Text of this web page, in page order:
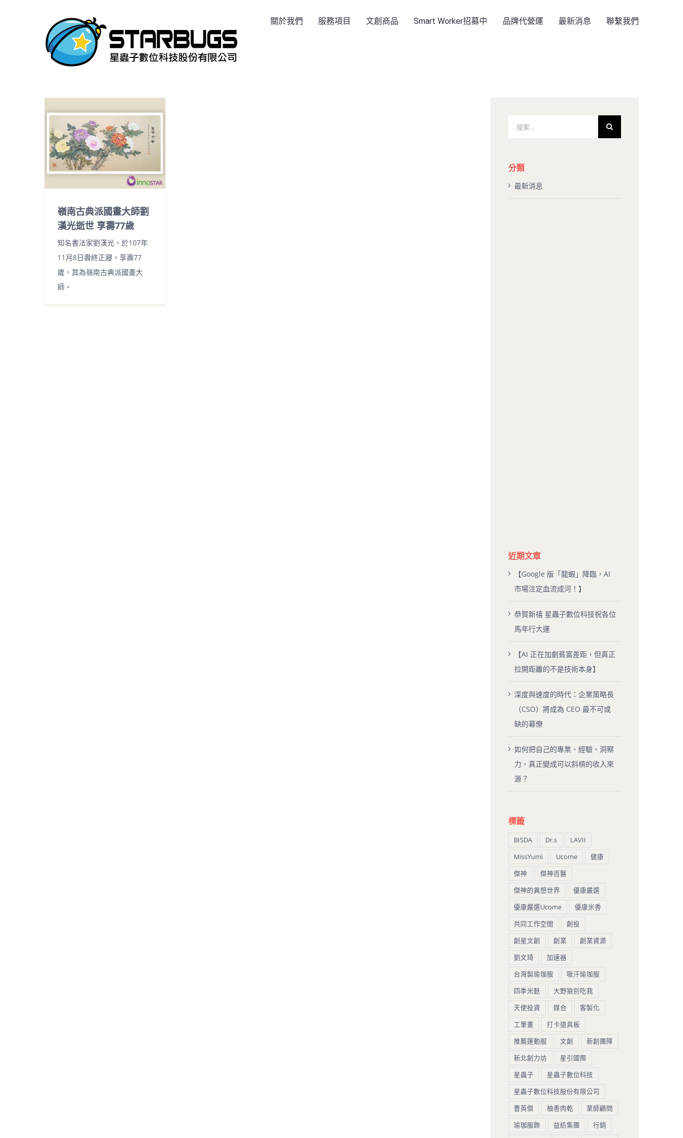
關於我們 服務項目 文創商品 Smart Worker招募中 品牌代營運 最新消息 聯繫我們
嶺南古典派國畫大師劉
漢光逝世 享壽77歲
知名書法家劉漢光，於107年
11月8日壽終正寢，享壽77
歲，其為嶺南古典派國畫大
師。
果：
分類
最新消息
近期文章
【Google 版「龍蝦」降臨，AI
市場注定血流成河！】
恭賀新禧 星蟲子數位科技祝各位
馬年行大運
【AI 正在加劇貧富差距，但真正
拉開距離的不是技術本身】
深度與速度的時代：企業策略長
（CSO）將成為 CEO 最不可或
缺的幕僚
如何把自己的專業、經驗、洞察
力，真正變成可以斜槓的收入來
源？
標籤
BISDA Dr.s
LAVII
MissYumi
Ucome
健康
傑神
傑神百醫
傑神的異想世界
優康嚴選
優康嚴選Ucome
優康米香
共同工作空間
創投
創星文創
創業
創業資源
劉文琦
加速器
台灣製瑜珈服
吸汗瑜珈服
四季米麩
大野狼別吃我
天使投資
媒合
客製化
工筆畫
打卡道具板
推薦運動服
文創
新創團隊
新北創力坊
星引國際
星蟲子
星蟲子數位科技
星蟲子數位科技股份有限公司
曹英傑
柚香肉乾
業師顧問
瑜珈服飾
益紡集團
行銷